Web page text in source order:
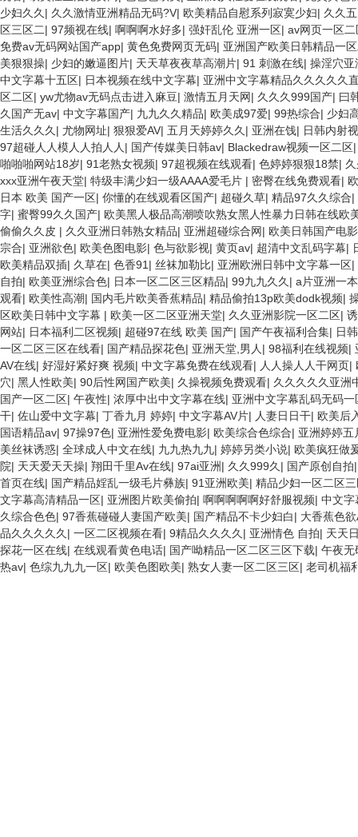
少妇久久 | 久久激情亚洲精品无码?V| 欧美精品自慰系列寂寞少妇| 久久
区三区二| 97频视在线| 啊啊啊水好多| 强奸乱伦 亚洲一区| av网页一区
免费av无码网站国产app| 黄色免费网页无码| 亚洲国产欧美日韩精品一
美狠狠操| 少妇的嫩逼图片| 天天草夜夜草高潮片| 91 刺激在线| 操淫穴
中文字幕十五区| 日本视频在线中文字幕| 亚洲中文字幕精品久久久久久
区二区| yw尤物av无码点击进入麻豆| 激情五月天网| 久久久999国产| 曰
久国产无av| 中文字幕国产| 九九久久精品| 欧美成97爱| 99热综合| 少妇
生活久久久 | 尤物网址| 狠狠爱AV| 五月天婷婷久久 | 亚洲在饯| 日韩内射
97超碰人人模人人拍人人 | 国产传媒美日韩av| Blackedraw视频一区二区
啪啪啪网站18岁| 91老熟女视频| 97超视频在线观看| 色婷婷狠狠18禁|
xxx亚洲午夜天堂| 特级丰满少妇一级AAAA爱毛片 | 密臀在线免费观看|
日本 欧美 国产一区| 你懂的在线观看区国产| 超碰久草| 精品97久久综合|
字| 蜜臀99久久国产| 欧美黑人极品高潮喷吹熟女黑人性暴力日韩在线欧
偷偷久久皮 | 久久亚洲日韩熟女精品| 亚洲超碰综合网| 欧美日韩国产电影
宗合| 亚洲欲色| 欧美色图电影| 色与欲影视| 黄页av| 超清中文乱码字幕|
欧美精品双插| 久草在| 色香91 | 丝袜加勒比| 亚洲欧洲日韩中文字幕一区|
自拍| 欧美亚洲综合色| 日本一区二区三区精品| 99九九久久 | a片亚洲一
观看| 欧美性高潮| 国内毛片欧美香蕉精品| 精品偷拍13p欧美dodk视频|
区欧美日韩中文字幕 | 欧美一区二区亚洲天堂| 久久亚洲影院一区二区|
网站| 日本福利二区视频| 超碰97在线 欧美 国产| 国产午夜福利合集| 日
一区二区三区在线看| 国产精品探花色| 亚洲天堂,男人 | 98福利在线视频|
AV在线| 好湿好紧好爽 视频| 中文字幕免费在线观看| 人人操人人干网页|
穴| 黑人性欧美| 90后性网国产欧美| 久操视频免费观看| 久久久久久亚洲
国产一区二区| 午夜性| 浓厚中出中文字幕在线| 亚洲中文字幕乱码无码一
干| 佐山爱中文字幕| 丁香九月 婷婷| 中文字幕AV片| 人妻日日干| 欧美后
国语精品av| 97操97色| 亚洲性爱免费电影| 欧美综合色综合| 亚洲婷婷五
美丝袜诱惑| 全球成人中文在线| 九九热九九| 婷婷另类小说| 欧美疯狂做
院| 天天爱天天操| 翔田千里Av在线| 97ai亚洲| 久久999久 | 国产原创自拍
首页在线| 国产精品婬乱一级毛片彝族| 91亚洲欧美| 精品少妇一区二区
文字幕高清精品一区| 亚洲图片欧美偷拍| 啊啊啊啊啊好舒服视频| 中文字
久综合色色| 97香蕉碰碰人妻国产欧美| 国产精品不卡少妇白| 大香蕉色欲
品久久久久久 | 一区二区视频在看| 9精品久久久久 | 亚洲情色 自拍| 天天
探花一区在线| 在线观看黄色电话| 国产呦精品一区二区三区下载| 午夜无
热av| 色综九九九一区| 欧美色图欧美| 熟女人妻一区二区三区| 老司机福